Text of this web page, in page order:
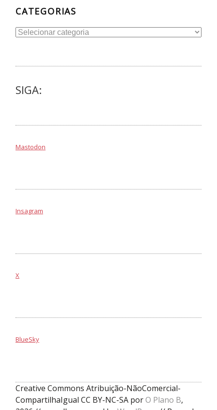
CATEGORIAS
Categorias
SIGA:
Mastodon
Insagram
X
BlueSky
Creative Commons Atribuição-NãoComercial-
CompartilhaIgual CC BY-NC-SA porO Plano B,